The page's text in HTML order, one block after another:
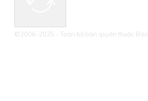
©2006-2025 - Toàn bộ bản quyền thuộc Báo